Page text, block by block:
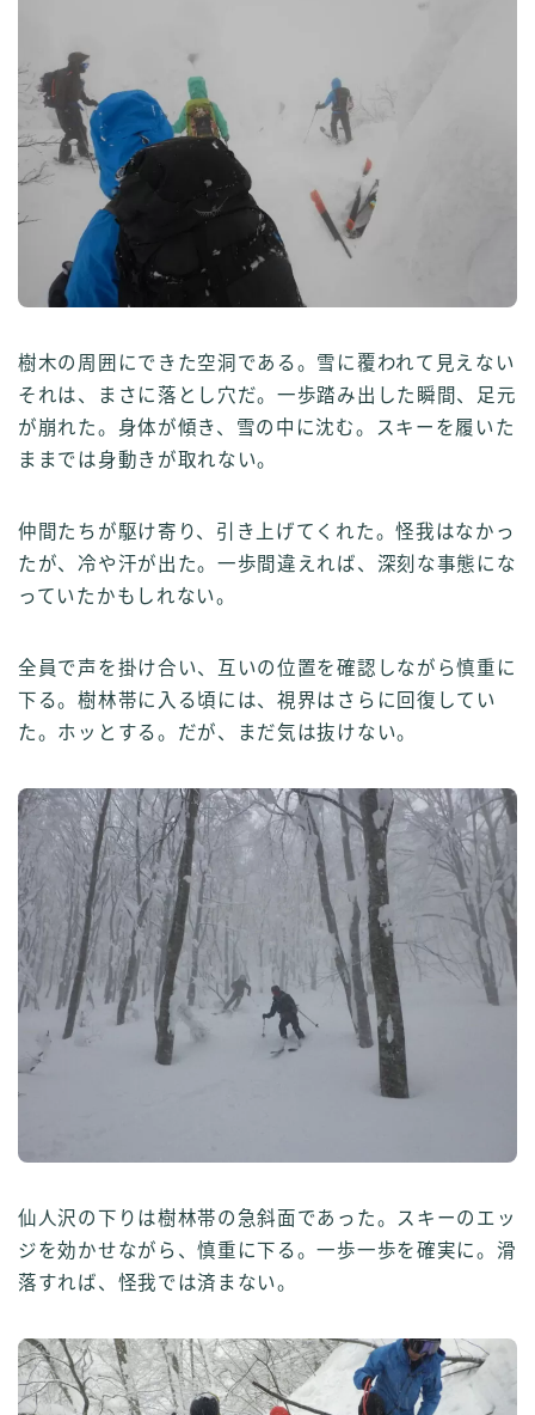
樹木の周囲にできた空洞である。雪に覆われて見えない
それは、まさに落とし穴だ。一歩踏み出した瞬間、足元
が崩れた。身体が傾き、雪の中に沈む。スキーを履いた
ままでは身動きが取れない。
仲間たちが駆け寄り、引き上げてくれた。怪我はなかっ
たが、冷や汗が出た。一歩間違えれば、深刻な事態にな
っていたかもしれない。
全員で声を掛け合い、互いの位置を確認しながら慎重に
下る。樹林帯に入る頃には、視界はさらに回復してい
た。ホッとする。だが、まだ気は抜けない。
仙人沢の下りは樹林帯の急斜面であった。スキーのエッ
ジを効かせながら、慎重に下る。一歩一歩を確実に。滑
落すれば、怪我では済まない。